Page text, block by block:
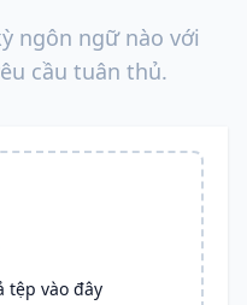
ngôn ngữ nào với
cầu tuân thủ.
tệp vào đây